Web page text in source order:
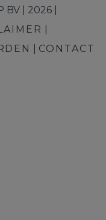
BV | 2026 |
CONTACT